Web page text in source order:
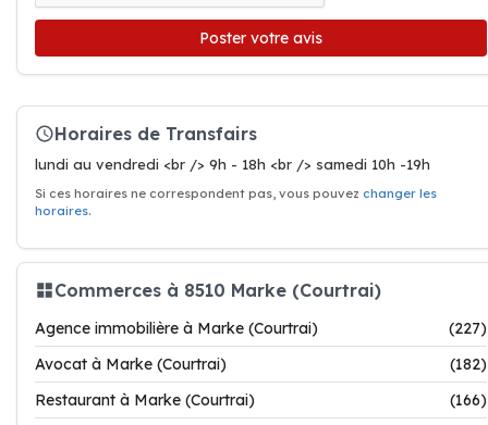
Poster votre avis
Horaires de Transfairs
lundi au vendredi <br /> 9h - 18h <br /> samedi 10h -19h
Si ces horaires ne correspondent pas, vous pouvez changer les
horaires.
Commerces à 8510 Marke (Courtrai)
Agence immobilière à Marke (Courtrai)
(227)
Avocat à Marke (Courtrai)
(182)
Restaurant à Marke (Courtrai)
(166)